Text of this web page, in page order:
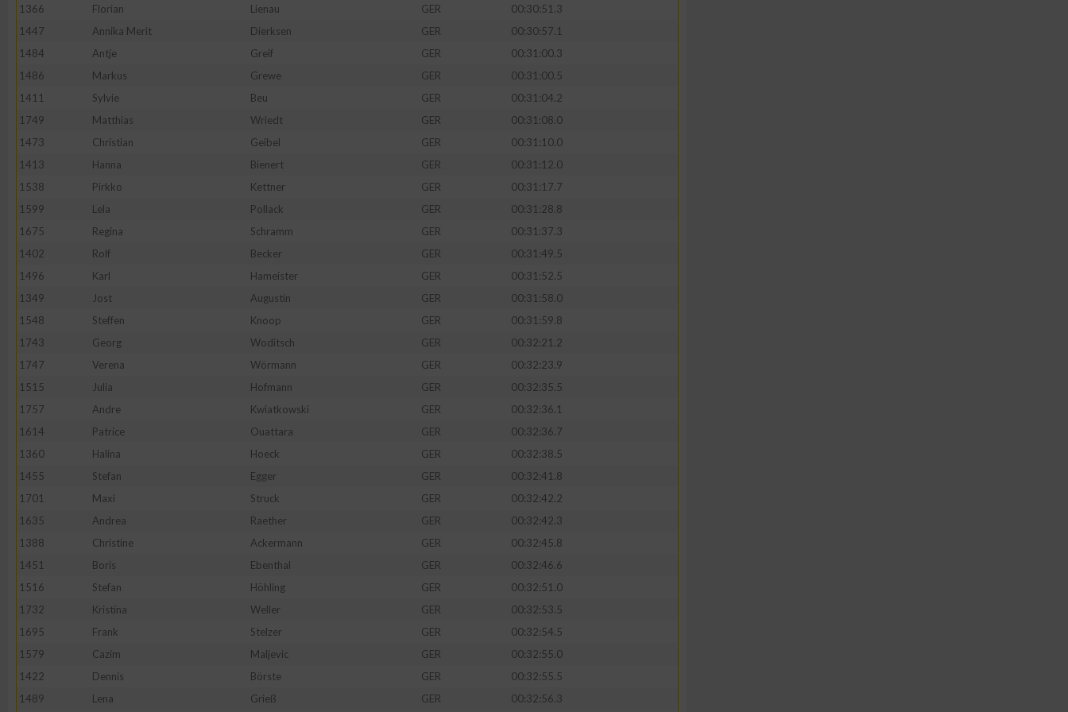
1366
Florian Lienau GER
00:30:51.3
1447
Annika Merit Dierksen GER
00:30:57.1
1484
Antje Greif GER
00:31:00.3
1486
Markus Grewe GER
00:31:00.5
1411
Sylvie Beu GER
00:31:04.2
1749
Matthias Wriedt GER
00:31:08.0
1473
Christian Geibel GER
00:31:10.0
1413
Hanna Bienert GER
00:31:12.0
1538
Pirkko Kettner GER
00:31:17.7
1599
Lela Pollack GER
00:31:28.8
1675
Regina Schramm GER
00:31:37.3
1402
Rolf Becker GER
00:31:49.5
1496
Karl Hameister GER
00:31:52.5
1349
Jost Augustin GER
00:31:58.0
1548
Steffen Knoop GER
00:31:59.8
1743
Georg Woditsch GER
00:32:21.2
1747
Verena Wörmann GER
00:32:23.9
1515
Julia Hofmann GER
00:32:35.5
1757
Andre Kwiatkowski GER
00:32:36.1
1614
Patrice Ouattara GER
00:32:36.7
1360
Halina Hoeck GER
00:32:38.5
1455
Stefan Egger GER
00:32:41.8
1701
Maxi Struck GER
00:32:42.2
1635
Andrea Raether GER
00:32:42.3
1388
Christine Ackermann GER
00:32:45.8
1451
Boris Ebenthal GER
00:32:46.6
1516
Stefan Höhling GER
00:32:51.0
1732
Kristina Weller GER
00:32:53.5
1695
Frank Stelzer GER
00:32:54.5
1579
Cazim Maljevic GER
00:32:55.0
1422
Dennis Börste GER
00:32:55.5
1489
Lena Grieß GER 00:32:56.3
Erstellung von Profilen zur Personalisierung von Inhalten
Verwendung von Profilen zur Auswahl personalisierter Inhalte
verschiedenen Quellen
Entwicklung und Verbesserung der Angebote
Verwendung reduzierter Daten zur Auswahl von Inhalten
IAB-Besonderheiten:
Verwendung genauer Standortdaten
Nicht-IAB-Verarbeitungszwecke:
Performance
Funktional
Werbung